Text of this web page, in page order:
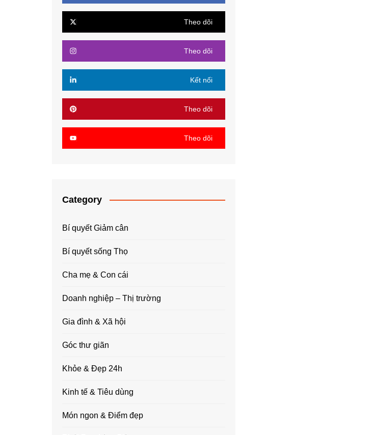
Theo dõi
Theo dõi
Kết nối
Theo dõi
Theo dõi
Category
Bí quyết Giảm cân
Bí quyết sống Thọ
Cha mẹ & Con cái
Doanh nghiệp – Thị trường
Gia đình & Xã hội
Góc thư giãn
Khỏe & Đẹp 24h
Kinh tế & Tiêu dùng
Món ngon & Điểm đẹp